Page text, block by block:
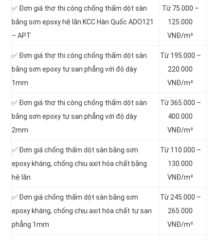
✅ Đơn giá thợ thi công chống thấm dột sàn
bằng sơn epoxy hệ lăn KCC Hàn Quốc ADO121
– APT
Từ 75.000 –
125.000
VNĐ/m²
✅ Đơn giá thợ thi công chống thấm dột sàn
bằng sơn epoxy tự san phẳng với độ dày
1mm
Từ 195.000 –
220.000
VNĐ/m²
✅ Đơn giá thợ thi công chống thấm dột sàn
bằng sơn epoxy tự san phẳng với độ dày
2mm
Từ 365.000 –
400.000
VNĐ/m²
✅ Đơn giá chống thấm dột sàn bằng sơn
epoxy kháng, chống chịu axit hóa chất bằng
hệ lăn
Từ 110.000 –
130.000
VNĐ/m²
✅ Đơn giá chống thấm dột sàn bằng sơn
epoxy kháng, chống chịu axit hóa chất tự san
phẳng 1mm
Từ 245.000 –
265.000
VNĐ/m²